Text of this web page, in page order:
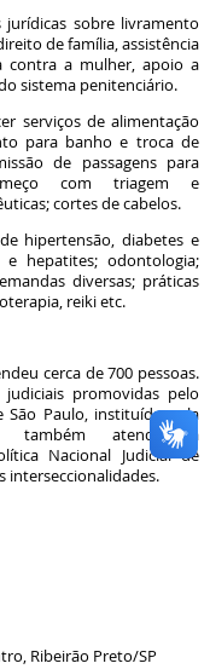
jurídicas sobre livramento
de família, assistência
contra a mulher, apoio a
sistema penitenciário.
serviços de alimentação
para banho e troca de
de passagens para
com triagem e
cortes de cabelos.
hipertensão, diabetes e
hepatites; odontologia;
diversas; práticas
reiki etc.
cerca de 700 pessoas.
promovidas pelo
São Paulo, instituído pela
atende à
Nacional Judicial de
interseccionalidades.
Ribeirão Preto/SP